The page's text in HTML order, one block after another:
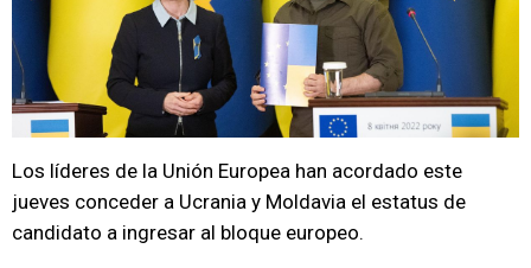
Los líderes de la Unión Europea han acordado este
jueves conceder a Ucrania y Moldavia el estatus de
candidato a ingresar al bloque europeo.